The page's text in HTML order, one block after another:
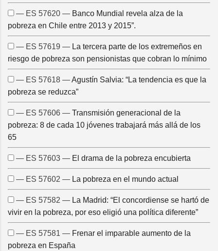
— ES 57620 — Banco Mundial revela alza de la
pobreza en Chile entre 2013 y 2015”.
— ES 57619 — La tercera parte de los extremeños en
riesgo de pobreza son pensionistas que cobran lo mínimo
— ES 57618 —Agustín Salvia: “La tendencia es que la
pobreza se reduzca”
— ES 57606 — Transmisión generacional de la
pobreza: 8 de cada 10 jóvenes trabajará más allá de los
65
— ES 57603 — El drama de la pobreza encubierta
— ES 57602 — La pobreza en el mundo actual
— ES 57582 — La Madrid: “El concordiense se hartó de
vivir en la pobreza, por eso eligió una política diferente”
— ES 57581 — Frenar el imparable aumento de la
pobreza en España